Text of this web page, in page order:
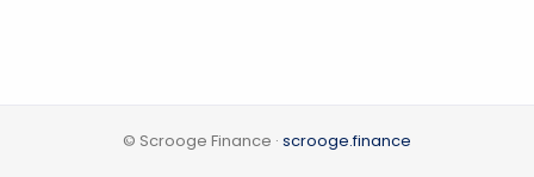
© Scrooge Finance · scrooge.finance